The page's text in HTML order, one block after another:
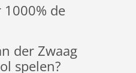
de
der Zwaag
spelen?